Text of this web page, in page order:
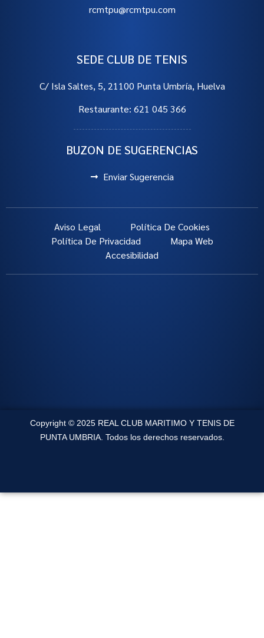
rcmtpu@rcmtpu.com
SEDE CLUB DE TENIS
C/ Isla Saltes, 5, 21100 Punta Umbría, Huelva
Restaurante: 621 045 366
BUZON DE SUGERENCIAS
Enviar Sugerencia
Aviso Legal
Política De Cookies
Política De Privacidad
Mapa Web
Accesibilidad
Copyright © 2025 REAL CLUB MARITIMO Y TENIS DE
PUNTA UMBRIA. Todos los derechos reservados.